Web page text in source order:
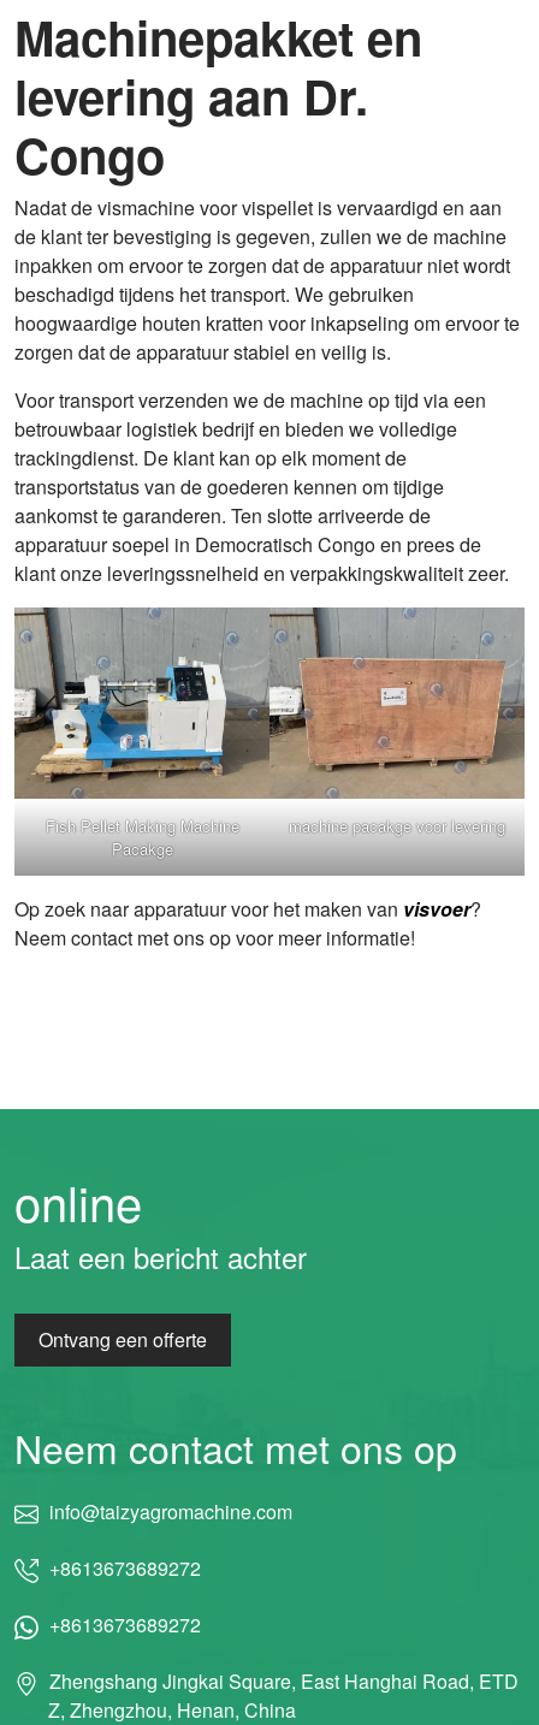
Machinepakket en
levering aan Dr.
Congo
Nadat de vismachine voor vispellet is vervaardigd en aan
de klant ter bevestiging is gegeven, zullen we de machine
inpakken om ervoor te zorgen dat de apparatuur niet wordt
beschadigd tijdens het transport. We gebruiken
hoogwaardige houten kratten voor inkapseling om ervoor te
zorgen dat de apparatuur stabiel en veilig is.
Voor transport verzenden we de machine op tijd via een
betrouwbaar logistiek bedrijf en bieden we volledige
trackingdienst. De klant kan op elk moment de
transportstatus van de goederen kennen om tijdige
aankomst te garanderen. Ten slotte arriveerde de
apparatuur soepel in Democratisch Congo en prees de
klant onze leveringssnelheid en verpakkingskwaliteit zeer.
Fish Pellet Making Machine
Pacakge
machine pacakge voor levering
Op zoek naar apparatuur voor het maken van visvoer?
Neem contact met ons op voor meer informatie!
online
Laat een bericht achter
Ontvang een offerte
Neem contact met ons op
info@taizyagromachine.com
+8613673689272
+8613673689272
Zhengshang Jingkai Square, East Hanghai Road, ETD
Z, Zhengzhou, Henan, China